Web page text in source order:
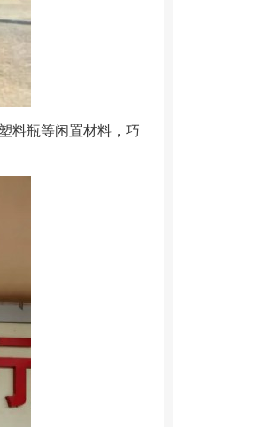
料瓶等闲置材料，巧